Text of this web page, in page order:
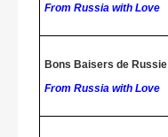
From Russia with Love
Bons Baisers de Russie
From Russia with Love